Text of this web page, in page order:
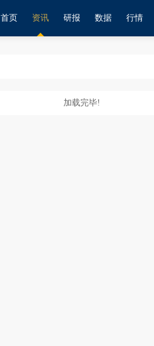
首页 资讯 研报 数据 行情
加载完毕!